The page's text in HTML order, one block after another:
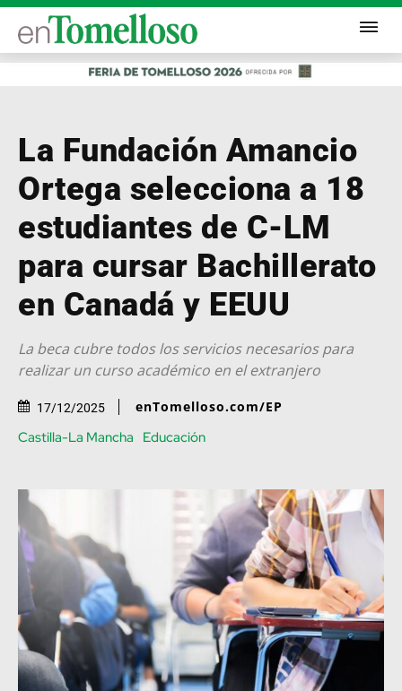
La Fundación Amancio
Ortega selecciona a 18
estudiantes de C-LM
para cursar Bachillerato
en Canadá y EEUU
La beca cubre todos los servicios necesarios para
realizar un curso académico en el extranjero
17/12/2025 enTomelloso.com/EP
Castilla-La Mancha Educación